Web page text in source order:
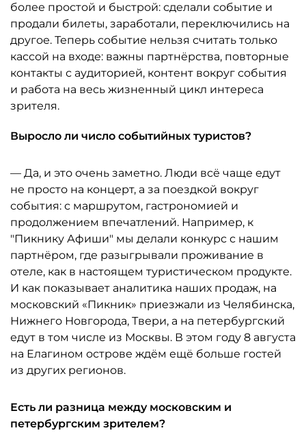
более простой и быстрой: сделали событие и
продали билеты, заработали, переключились на
другое. Теперь событие нельзя считать только
кассой на входе: важны партнёрства, повторные
контакты с аудиторией, контент вокруг события
и работа на весь жизненный цикл интереса
зрителя.
Выросло ли число событийных туристов?
— Да, и это очень заметно. Люди всё чаще едут
не просто на концерт, а за поездкой вокруг
события: с маршрутом, гастрономией и
продолжением впечатлений. Например, к
"Пикнику Афиши" мы делали конкурс с нашим
партнёром, где разыгрывали проживание в
отеле, как в настоящем туристическом продукте.
И как показывает аналитика наших продаж, на
московский «Пикник» приезжали из Челябинска,
Нижнего Новгорода, Твери, а на петербургский
едут в том числе из Москвы. В этом году 8 августа
на Елагином острове ждём ещё больше гостей
из других регионов.
Есть ли разница между московским и
петербургским зрителем?